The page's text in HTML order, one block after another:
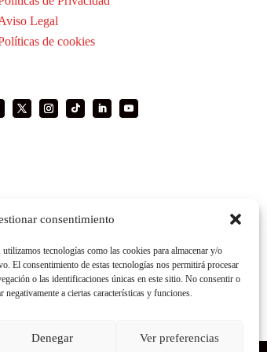
consentimiento
tecnologías como las cookies para almacenar y/o
El consentimiento de estas tecnologías nos permitirá procesar
o las identificaciones únicas en este sitio. No consentir o
negativamente a ciertas características y funciones.
Denegar Ver preferencias
Legal
de cookies